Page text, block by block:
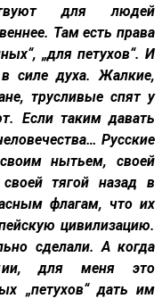
для людей
Там есть права
„для петухов“. И
силе духа. Жалкие,
трусливые спят у
Если таким давать
Русские
нытьем, своей
своей тягой назад в
флагам, что их
цивилизацию.
сделали. А когда
для меня это
„петухов“ дать им